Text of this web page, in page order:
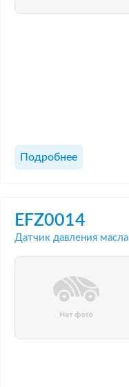
Подробнее
EFZ0014
Датчик давления масла